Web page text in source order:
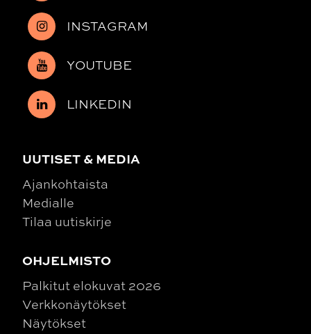
INSTAGRAM
YOUTUBE
LINKEDIN
UUTISET & MEDIA
Ajankohtaista
Medialle
Tilaa uutiskirje
OHJELMISTO
Palkitut elokuvat 2026
Verkkonäytökset
Näytökset